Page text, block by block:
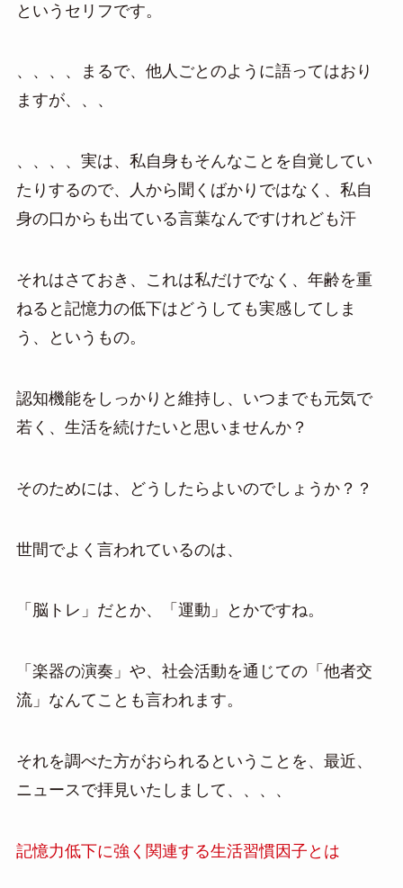
というセリフです。
、、、、まるで、他人ごとのように語ってはおり
ますが、、、
、、、、実は、私自身もそんなことを自覚してい
たりするので、人から聞くばかりではなく、私自
身の口からも出ている言葉なんですけれども汗
それはさておき、これは私だけでなく、年齢を重
ねると記憶力の低下はどうしても実感してしま
う、というもの。
認知機能をしっかりと維持し、いつまでも元気で
若く、生活を続けたいと思いませんか？
そのためには、どうしたらよいのでしょうか？？
世間でよく言われているのは、
「脳トレ」だとか、「運動」とかですね。
「楽器の演奏」や、社会活動を通じての「他者交
流」なんてことも言われます。
それを調べた方がおられるということを、最近、
ニュースで拝見いたしまして、、、、
記憶力低下に強く関連する生活習慣因子とは